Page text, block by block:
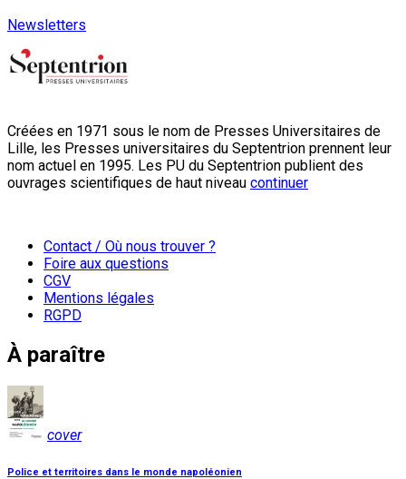
Newsletters
Créées en 1971 sous le nom de Presses Universitaires de
Lille, les Presses universitaires du Septentrion prennent leur
nom actuel en 1995. Les PU du Septentrion publient des
ouvrages scientifiques de haut niveau continuer
Contact / Où nous trouver ?
Foire aux questions
CGV
Mentions légales
RGPD
À paraître
cover
Police et territoires dans le monde napoléonien